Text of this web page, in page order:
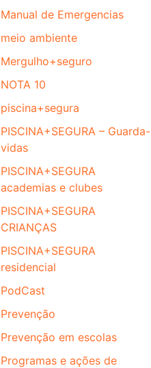
Manual de Emergencias
meio ambiente
Mergulho+seguro
NOTA 10
piscina+segura
PISCINA+SEGURA – Guarda-
vidas
PISCINA+SEGURA
academias e clubes
PISCINA+SEGURA
CRIANÇAS
PISCINA+SEGURA
residencial
PodCast
Prevenção
Prevenção em escolas
Programas e ações de